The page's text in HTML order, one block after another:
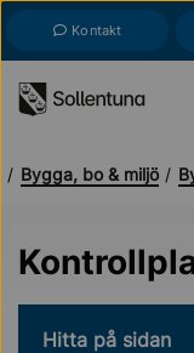
Kontakt
Bygga, bo & miljö
Hitta på sidan